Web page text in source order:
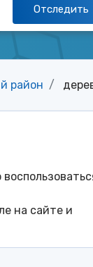
Отследить
район
на сайте и